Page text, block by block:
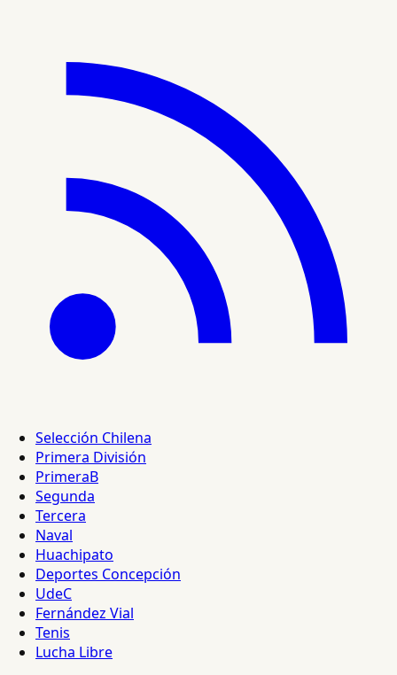
Selección Chilena
Primera División
PrimeraB
Segunda
Tercera
Naval
Huachipato
Deportes Concepción
UdeC
Fernández Vial
Tenis
Lucha Libre